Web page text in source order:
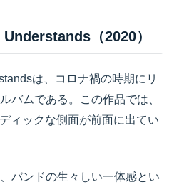
（2020）
は、コロナ禍の時期にリ
バムである。この作品では、
ィックな側面が前面に出てい
バンドの生々しい一体感とい